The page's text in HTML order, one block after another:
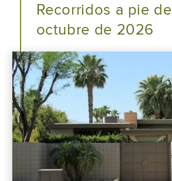
Recorridos a pie de
octubre de 2026